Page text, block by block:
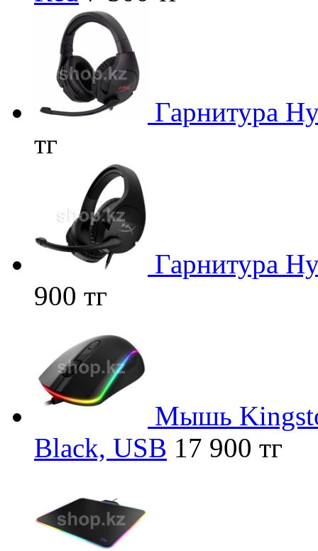
Гарнитура
тг
Гарнитура
900 тг
Мышь
Black, USB 17 900 тг